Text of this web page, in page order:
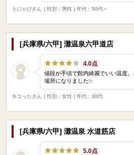
うにゃぴさん
| 性別：男性 | 年代：50代～
[兵庫県/六甲] 灘温泉六甲道店
4.0点
値段が手頃で館内綺麗でいい温度
場所になりました✨
ネコったさん
| 性別：女性 | 年代：30代
[兵庫県/六甲] 灘温泉 水道筋店
5.0点